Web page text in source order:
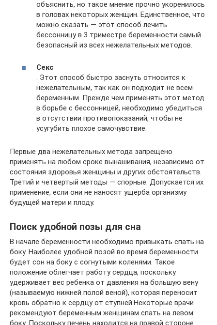
объяснить, но такое мнение прочно укоренилось
в головах некоторых женщин. Единственное, что
можно сказать — этот способ лечить
бессонницу в 3 триместре беременности самый
безопасный из всех нежелательных методов.
Секс
. Этот способ быстро заснуть относится к
нежелательным, так как он подходит не всем
беременным. Прежде чем применять этот метод
в борьбе с бессонницей, необходимо убедиться
в отсутствии противопоказаний, чтобы не
усугубить плохое самочувствие.
Первые два нежелательных метода запрещено
применять на любом сроке вынашивания, независимо от
состояния здоровья женщины и других обстоятельств.
Третий и четвертый методы — спорные. Допускается их
применение, если они не наносят ущерба организму
будущей матери и плоду.
Поиск удобной позы для сна
В начале беременности необходимо привыкать спать на
боку. Наиболее удобной позой во время беременности
будет сон на боку с согнутыми коленями. Такое
положение облегчает работу сердца, поскольку
удерживает вес ребенка от давления на большую вену
(называемую нижней полой веной), которая переносит
кровь обратно к сердцу от ступней.Некоторые врачи
рекомендуют беременным женщинам спать на левом
боку. Поскольку печень находится на правой стороне